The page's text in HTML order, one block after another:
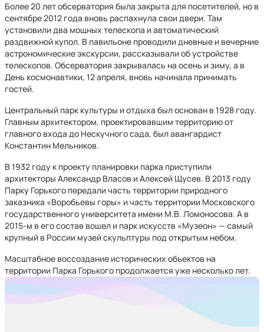
Более 20 лет обсерватория была закрыта для посетителей, но в
сентябре 2012 года вновь распахнула свои двери. Там
установили два мощных телескопа и автоматический
раздвижной купол. В павильоне проводили дневные и вечерние
астрономические экскурсии, рассказывали об устройстве
телескопов. Обсерватория закрывалась на осень и зиму, а в
День космонавтики, 12 апреля, вновь начинала принимать
гостей.
Центральный парк культуры и отдыха был основан в 1928 году.
Главным архитектором, проектировавшим территорию от
главного входа до Нескучного сада, был авангардист
Константин Мельников.
В 1932 году к проекту планировки парка приступили
архитекторы Александр Власов и Алексей Щусев. В 2013 году
Парку Горького передали часть территории природного
заказника «Воробьевы горы» и часть территории Московского
государственного университета имени М.В. Ломоносова. А в
2015-м в его состав вошел и парк искусств «Музеон» — самый
крупный в России музей скульптуры под открытым небом.
Масштабное воссоздание исторических объектов на
территории Парка Горького продолжается уже несколько лет.